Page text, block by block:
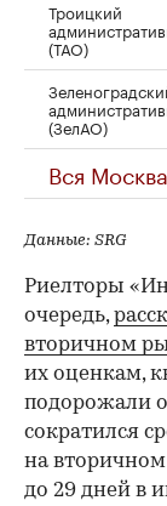
Троицкий
(ТАО)
(ЗелАО)
Вся Москва
Данные: SRG
Риелторы
очередь,
вторичном
их оценкам,
подорожали
сократился
на
до 29 дней в